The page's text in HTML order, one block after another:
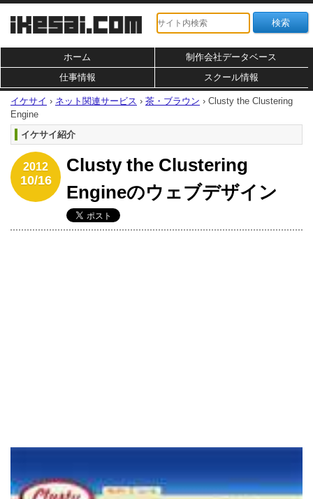
ホーム
制作会社データベース
仕事情報
スクール情報
イケサイ › ネット関連サービス › 茶・ブラウン › Clusty the Clustering
Engine
イケサイ紹介
2012
10/16
Clusty the Clustering
Engineのウェブデザイン